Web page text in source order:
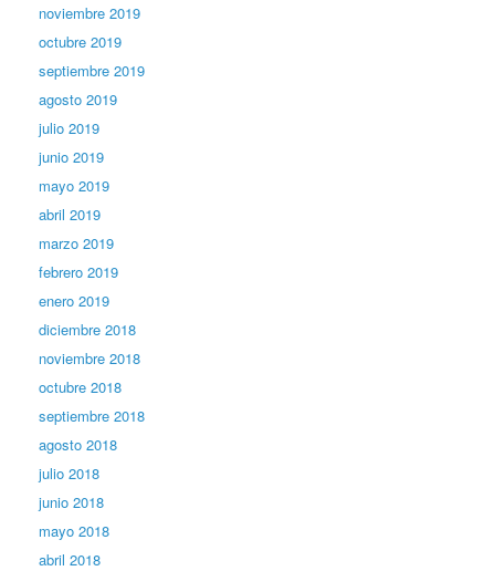
noviembre 2019
octubre 2019
septiembre 2019
agosto 2019
julio 2019
junio 2019
mayo 2019
abril 2019
marzo 2019
febrero 2019
enero 2019
diciembre 2018
noviembre 2018
octubre 2018
septiembre 2018
agosto 2018
julio 2018
junio 2018
mayo 2018
abril 2018